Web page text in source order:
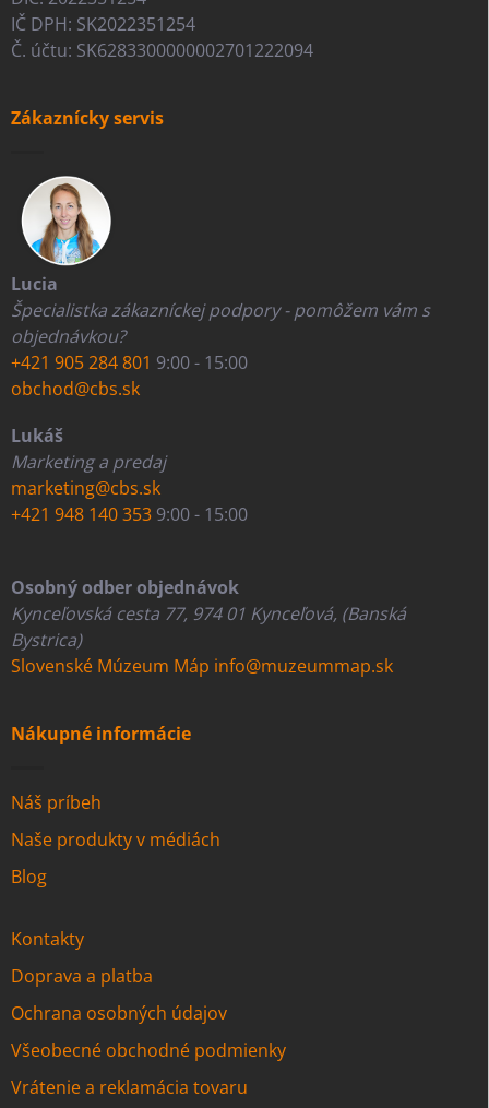
IČ DPH: SK2022351254
Č. účtu: SK6283300000002701222094
Zákaznícky servis
Lucia
Špecialistka zákazníckej podpory - pomôžem vám s
objednávkou?
+421 905 284 801 9:00 - 15:00
obchod@cbs.sk
Lukáš
Marketing a predaj
marketing@cbs.sk
+421 948 140 353 9:00 - 15:00
Osobný odber objednávok
Kynceľovská cesta 77, 974 01 Kynceľová, (Banská
Bystrica)
Slovenské Múzeum Máp info@muzeummap.sk
Nákupné informácie
Náš príbeh
Naše produkty v médiách
Blog
Kontakty
Doprava a platba
Ochrana osobných údajov
Všeobecné obchodné podmienky
Vrátenie a reklamácia tovaru